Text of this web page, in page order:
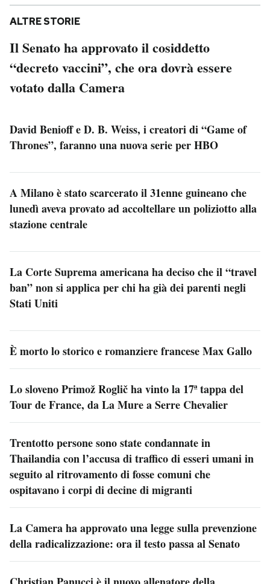
ALTRE STORIE
Il Senato ha approvato il cosiddetto
“decreto vaccini”, che ora dovrà essere
votato dalla Camera
David Benioff e D. B. Weiss, i creatori di “Game of
Thrones”, faranno una nuova serie per HBO
A Milano è stato scarcerato il 31enne guineano che
lunedì aveva provato ad accoltellare un poliziotto alla
stazione centrale
La Corte Suprema americana ha deciso che il “travel
ban” non si applica per chi ha già dei parenti negli
Stati Uniti
È morto lo storico e romanziere francese Max Gallo
Lo sloveno Primož Roglič ha vinto la 17ª tappa del
Tour de France, da La Mure a Serre Chevalier
Trentotto persone sono state condannate in
Thailandia con l’accusa di traffico di esseri umani in
seguito al ritrovamento di fosse comuni che
ospitavano i corpi di decine di migranti
La Camera ha approvato una legge sulla prevenzione
della radicalizzazione: ora il testo passa al Senato